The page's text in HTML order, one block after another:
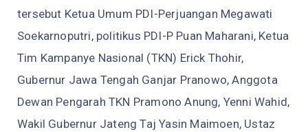
tersebut Ketua Umum PDI-Perjuangan Megawati
Soekarnoputri, politikus PDI-P Puan Maharani, Ketua
Tim Kampanye Nasional (TKN) Erick Thohir,
Gubernur Jawa Tengah Ganjar Pranowo, Anggota
Dewan Pengarah TKN Pramono Anung, Yenni Wahid,
Wakil Gubernur Jateng Taj Yasin Maimoen, Ustaz